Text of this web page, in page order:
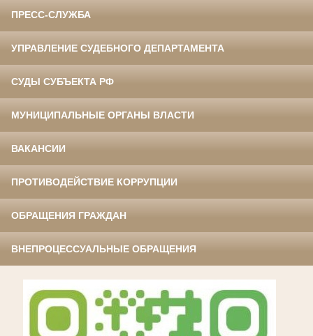
ПРЕСС-СЛУЖБА
УПРАВЛЕНИЕ СУДЕБНОГО ДЕПАРТАМЕНТА
СУДЫ СУБЪЕКТА РФ
МУНИЦИПАЛЬНЫЕ ОРГАНЫ ВЛАСТИ
ВАКАНСИИ
ПРОТИВОДЕЙСТВИЕ КОРРУПЦИИ
ОБРАЩЕНИЯ ГРАЖДАН
ВНЕПРОЦЕССУАЛЬНЫЕ ОБРАЩЕНИЯ